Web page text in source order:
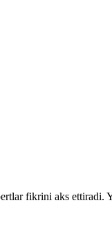
fikrini aks